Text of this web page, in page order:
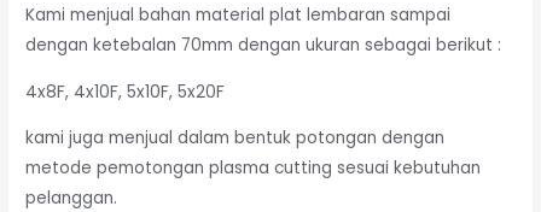
Kami menjual bahan material plat lembaran sampai
dengan ketebalan 70mm dengan ukuran sebagai berikut :
4x8F, 4x10F, 5x10F, 5x20F
kami juga menjual dalam bentuk potongan dengan
metode pemotongan plasma cutting sesuai kebutuhan
pelanggan.